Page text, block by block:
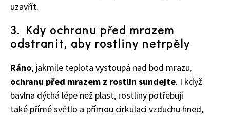
uzavřít.
3. Kdy ochranu před mrazem
odstranit, aby rostliny netrpěly
Ráno, jakmile teplota vystoupá nad bod mrazu,
ochranu před mrazem z rostlin sundejte. I když
bavlna dýchá lépe než plast, rostliny potřebují
také přímé světlo a přímou cirkulaci vzduchu hned,